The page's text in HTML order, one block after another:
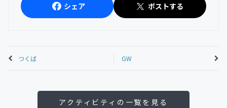
シェア ポストする
つくば GW
アクティビティの一覧を見る